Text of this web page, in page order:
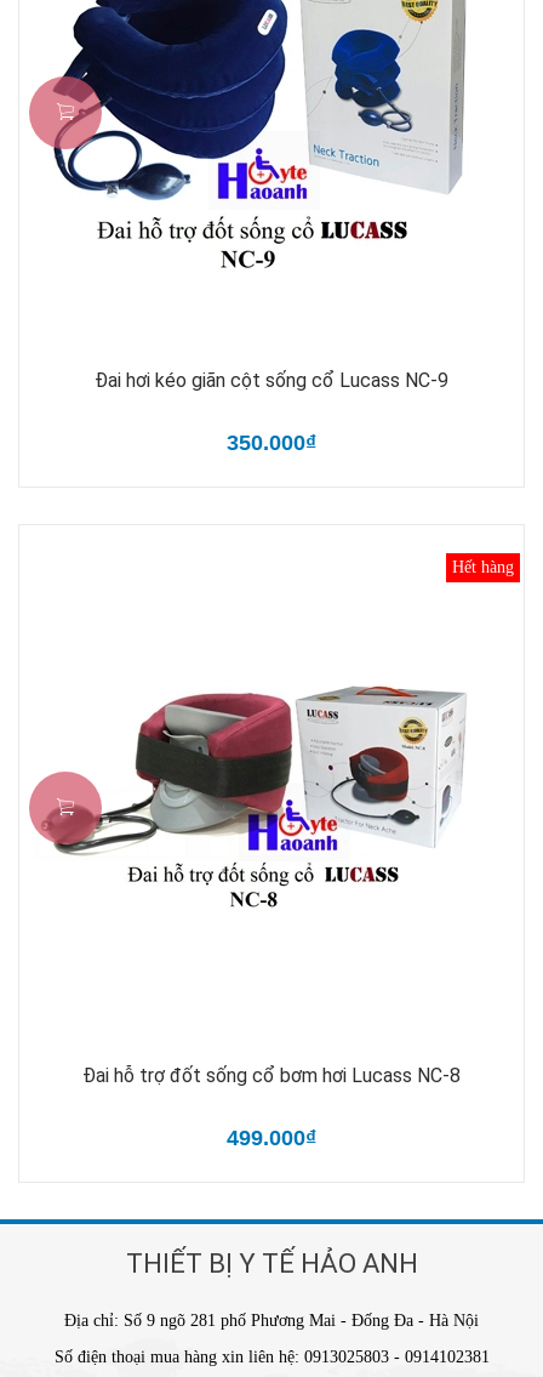
Đai hơi kéo giãn cột sống cổ Lucass NC-9
350.000₫
Hết hàng
Đai hỗ trợ đốt sống cổ bơm hơi Lucass NC-8
499.000₫
THIẾT BỊ Y TẾ HẢO ANH
Địa chỉ: Số 9 ngõ 281 phố Phương Mai - Đống Đa - Hà Nội
Số điện thoại mua hàng xin liên hệ: 0913025803 - 0914102381